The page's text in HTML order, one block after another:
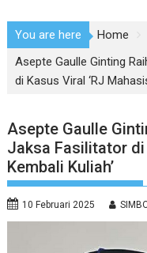
You are here
Home
Asepte Gaulle Ginting
di Kasus Viral ‘RJ
Asepte Gaulle
Jaksa Fasilitator di
Kembali Kuliah’
10 Februari 2025